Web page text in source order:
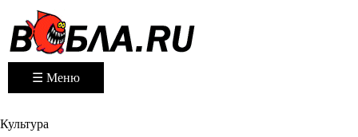
☰ Меню
Культура